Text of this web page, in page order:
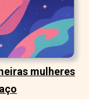
mulheres